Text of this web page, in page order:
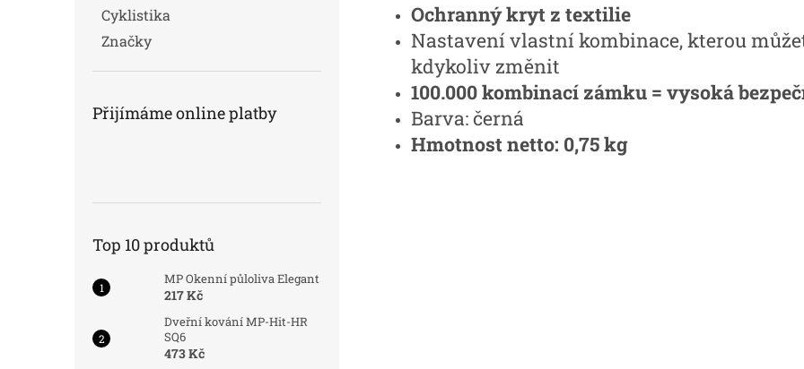
Cyklistika
Značky
Přijímáme online platby
Top 10 produktů
MP Okenní půloliva Elegant
217 Kč
Dveřní kování MP-Hit-HR
SQ6
473 Kč
Ochranný kryt z textilie
Nastavení vlastní kombinace, kterou
kdykoliv změnit
100.000 kombinací zámku = vysoká
Barva: černá
Hmotnost netto: 0,75 kg